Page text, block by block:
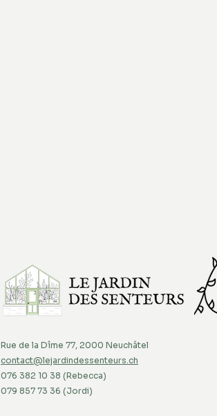
Rue de la Dîme 77, 2000 Neuchâtel
contact@lejardindessenteurs.ch
076 382 10 38 (Rebecca)
079 857 73 36 (Jordi)